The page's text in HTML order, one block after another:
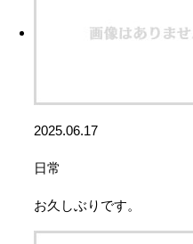
2025.06.17
日常
お久しぶりです。